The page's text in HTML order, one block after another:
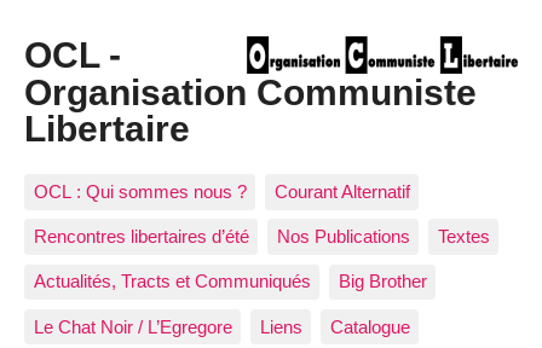
OCL -
Organisation Communiste
Libertaire
OCL : Qui sommes nous ? Courant Alternatif
Rencontres libertaires d’été Nos Publications Textes
Actualités, Tracts et Communiqués Big Brother
Le Chat Noir / L’Egregore Liens Catalogue